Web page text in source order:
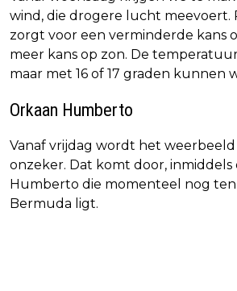
wind, die drogere lucht meevoert.
zorgt voor een verminderde kans
meer kans op zon. De
maar met 16 of 17 graden kunnen
Orkaan Humberto
Vanaf vrijdag wordt het
onzeker. Dat komt door, inmiddels
Humberto die momenteel nog
Bermuda ligt.